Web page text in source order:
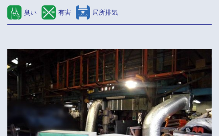
臭い 有害 局所排気